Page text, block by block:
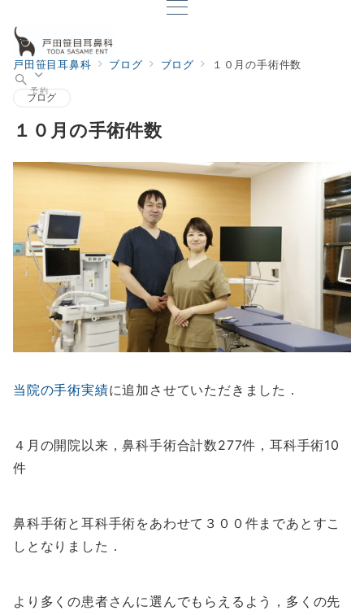
予約
戸田笹目耳鼻科 ブログ ブログ １０月の手術件数
ブログ
１０月の手術件数
当院の手術実績に追加させていただきました．
４月の開院以来，鼻科手術合計数277件，耳科手術10
件
鼻科手術と耳科手術をあわせて３００件まであとすこ
しとなりました．
より多くの患者さんに選んでもらえるよう，多くの先